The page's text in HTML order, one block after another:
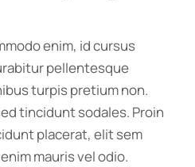
enim, id cursus
pellentesque
turpis pretium non.
tincidunt sodales. Proin
placerat, elit sem
mauris vel odio.